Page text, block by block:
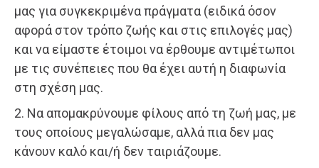
μας για συγκεκριμένα πράγματα (ειδικά όσον
αφορά στον τρόπο ζωής και στις επιλογές μας)
και να είμαστε έτοιμοι να έρθουμε αντιμέτωποι
με τις συνέπειες που θα έχει αυτή η διαφωνία
στη σχέση μας.
2. Να απομακρύνουμε φίλους από τη ζωή μας, με
τους οποίους μεγαλώσαμε, αλλά πια δεν μας
κάνουν καλό και/ή δεν ταιριάζουμε.